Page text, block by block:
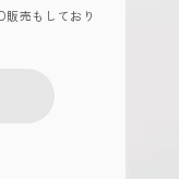
販売もしており